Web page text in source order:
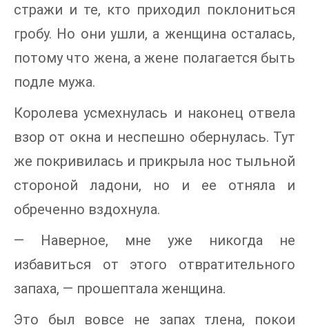
стражи и те, кто приходил поклониться
гробу. Но они ушли, а женщина осталась,
потому что жена, а жене полагается быть
подле мужа.
Королева усмехнулась и наконец отвела
взор от окна и неспешно обернулась. Тут
же покривилась и прикрыла нос тыльной
стороной ладони, но и ее отняла и
обреченно вздохнула.
— Наверное, мне уже никогда не
избавиться от этого отвратительного
запаха, — прошептала женщина.
Это был вовсе не запах тлена, покои